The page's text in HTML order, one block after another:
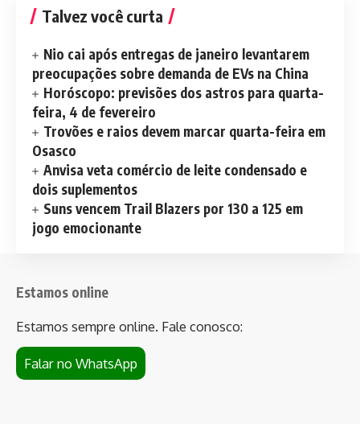
Talvez você curta
Nio cai após entregas de janeiro levantarem
preocupações sobre demanda de EVs na China
Horóscopo: previsões dos astros para quarta-
feira, 4 de fevereiro
Trovões e raios devem marcar quarta-feira em
Osasco
Anvisa veta comércio de leite condensado e
dois suplementos
Suns vencem Trail Blazers por 130 a 125 em
jogo emocionante
Estamos online
Estamos sempre online. Fale conosco:
Falar no WhatsApp